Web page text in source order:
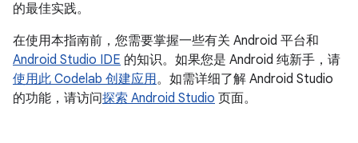
的最佳实践。
在使用本指南前，您需要掌握一些有关 Android 平台和
Android Studio IDE 的知识。如果您是 Android 纯新手，请
使用此 Codelab 创建应用。如需详细了解 Android Studio
的功能，请访问探索 Android Studio 页面。